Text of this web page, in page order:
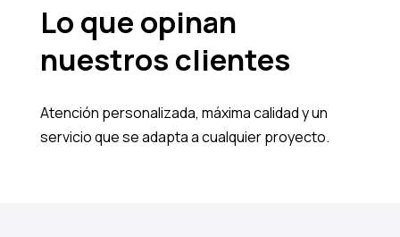
Lo que opinan
nuestros clientes
Atención personalizada, máxima calidad y un
servicio que se adapta a cualquier proyecto.